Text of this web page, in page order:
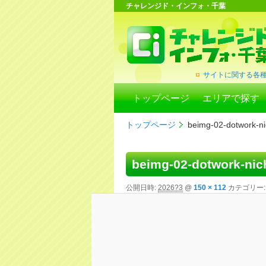
チャレンジド・インフォ・千葉
サイトに関する各
トップページ エリアで探す
トップページ beimg-02-dotwork-
beimg-02-dotwork-
公開日時: 2026?3 @ 150 × 112 カテゴリ